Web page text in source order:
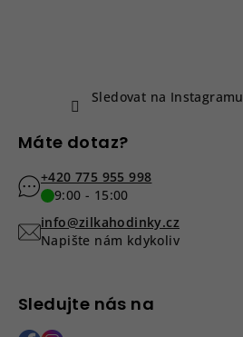
Sledovat na Instagramu
Máte dotaz?
+420 775 955 998
9:00 - 15:00
info@zilkahodinky.cz
Napište nám kdykoliv
Sledujte nás na